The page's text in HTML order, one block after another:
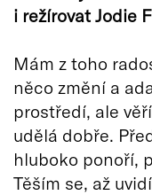
i režírovat Jodie
Mám z toho
něco změní a
prostředí, ale
udělá dobře.
hluboko ponoří,
Těším se, až